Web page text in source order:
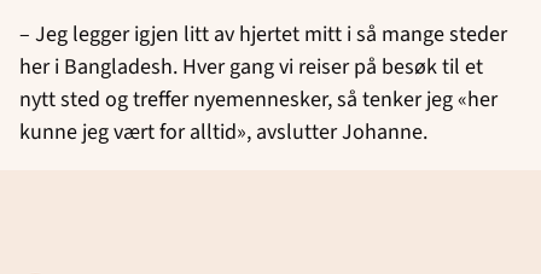
– Jeg legger igjen litt av hjertet mitt i så mange steder
her i Bangladesh. Hver gang vi reiser på besøk til et
nytt sted og treffer nyemennesker, så tenker jeg «her
kunne jeg vært for alltid», avslutter Johanne.